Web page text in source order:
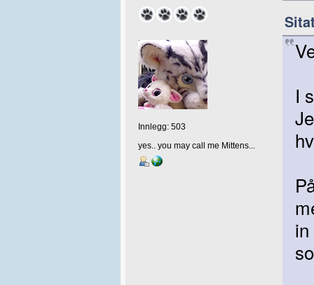
Innlegg: 503
yes.. you may call me Mittens...
I